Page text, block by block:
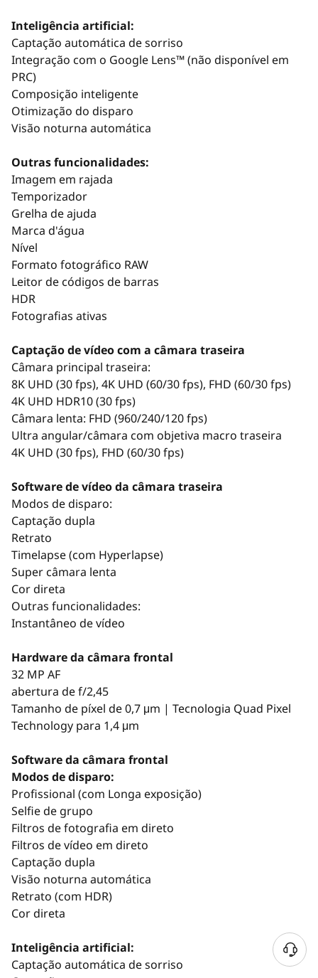
Inteligência artificial:
Captação automática de sorriso
Integração com o Google Lens™ (não disponível em
PRC)
Composição inteligente
Otimização do disparo
Visão noturna automática
Outras funcionalidades:
Imagem em rajada
Temporizador
Grelha de ajuda
Marca d'água
Nível
Formato fotográfico RAW
Leitor de códigos de barras
HDR
Fotografias ativas
Captação de vídeo com a câmara traseira
Câmara principal traseira:
8K UHD (30 fps), 4K UHD (60/30 fps), FHD (60/30 fps)
4K UHD HDR10 (30 fps)
Câmara lenta: FHD (960/240/120 fps)
Ultra angular/câmara com objetiva macro traseira
4K UHD (30 fps), FHD (60/30 fps)
Software de vídeo da câmara traseira
Modos de disparo:
Captação dupla
Retrato
Timelapse (com Hyperlapse)
Super câmara lenta
Cor direta
Outras funcionalidades:
Instantâneo de vídeo
Hardware da câmara frontal
32 MP AF
abertura de f/2,45
Tamanho de píxel de 0,7 μm | Tecnologia Quad Pixel
Technology para 1,4 μm
Software da câmara frontal
Modos de disparo:
Profissional (com Longa exposição)
Selfie de grupo
Filtros de fotografia em direto
Filtros de vídeo em direto
Captação dupla
Visão noturna automática
Retrato (com HDR)
Cor direta
Inteligência artificial:
Captação automática de sorriso